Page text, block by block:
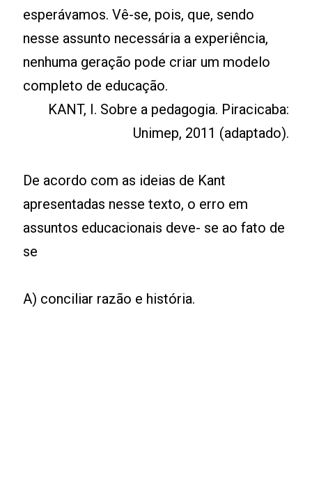
esperávamos. Vê-se, pois, que, sendo
nesse assunto necessária a experiência,
nenhuma geração pode criar um modelo
completo de educação.
KANT, I. Sobre a pedagogia. Piracicaba:
Unimep, 2011 (adaptado).
De acordo com as ideias de Kant
apresentadas nesse texto, o erro em
assuntos educacionais deve- se ao fato de
se
A) conciliar razão e história.